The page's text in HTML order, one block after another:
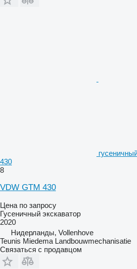
430
8
VDW GTM 430
Цена по запросу
Гусеничный экскаватор
2020
Нидерланды, Vollenhove
Teunis Miedema Landbouwmechanisatie
Связаться с продавцом